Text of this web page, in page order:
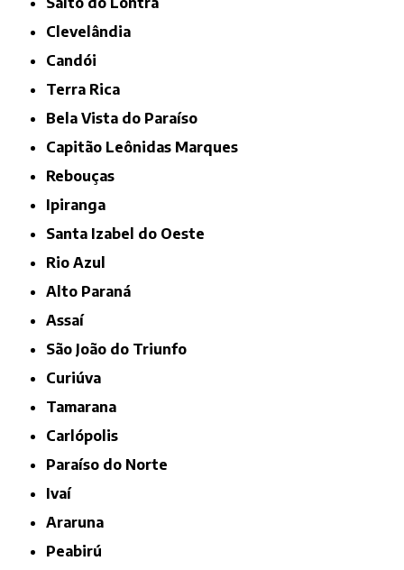
Clevelândia
Candói
Terra Rica
Bela Vista do Paraíso
Capitão Leônidas Marques
Rebouças
Ipiranga
Santa Izabel do Oeste
Rio Azul
Alto Paraná
Assaí
São João do Triunfo
Curiúva
Tamarana
Carlópolis
Paraíso do Norte
Ivaí
Araruna
Peabirú